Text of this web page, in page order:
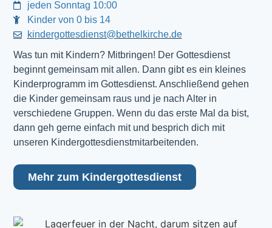
jeden Sonntag 10:00
Kinder von 0 bis 14
kindergottesdienst@bethelkirche.de
Was tun mit Kindern? Mitbringen! Der Gottesdienst
beginnt gemeinsam mit allen. Dann gibt es ein kleines
Kinderprogramm im Gottesdienst. Anschließend gehen
die Kinder gemeinsam raus und je nach Alter in
verschiedene Gruppen. Wenn du das erste Mal da bist,
dann geh gerne einfach mit und besprich dich mit
unseren Kindergottesdienstmitarbeitenden.
Mehr zum Kindergottesdienst